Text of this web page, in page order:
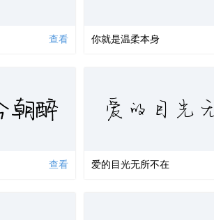
查看 你就是温柔本身
朝醉
查看
爱的目光
爱的目光无所不在